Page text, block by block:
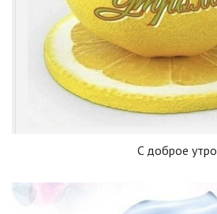
C доброе утро